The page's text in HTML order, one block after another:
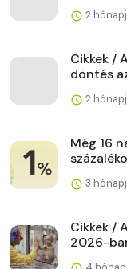
2
Cikkek /
döntés
2
Még 16
3
Cikkek /
2026-